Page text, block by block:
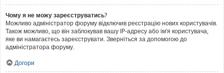
Чому я не можу зареєструватись?
Можливо адміністратор форуму відключив реєстрацію нових користувачів.
Також можливо, що він заблокував вашу IP-адресу або ім'я користувача,
яке ви намагаєтесь зареєструвати. Зверніться за допомогою до
адміністратора форуму.
Догори